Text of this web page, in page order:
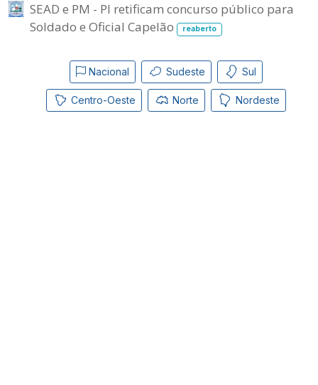
SEAD e PM - PI retificam concurso público para
Soldado e Oficial Capelão
reaberto
Nacional Sudeste Sul
Centro-Oeste Norte Nordeste